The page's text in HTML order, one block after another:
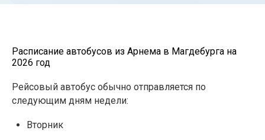
Расписание автобусов из Арнема в Магдебурга на
2026 год
Рейсовый автобус обычно отправляется по
следующим дням недели:
Вторник